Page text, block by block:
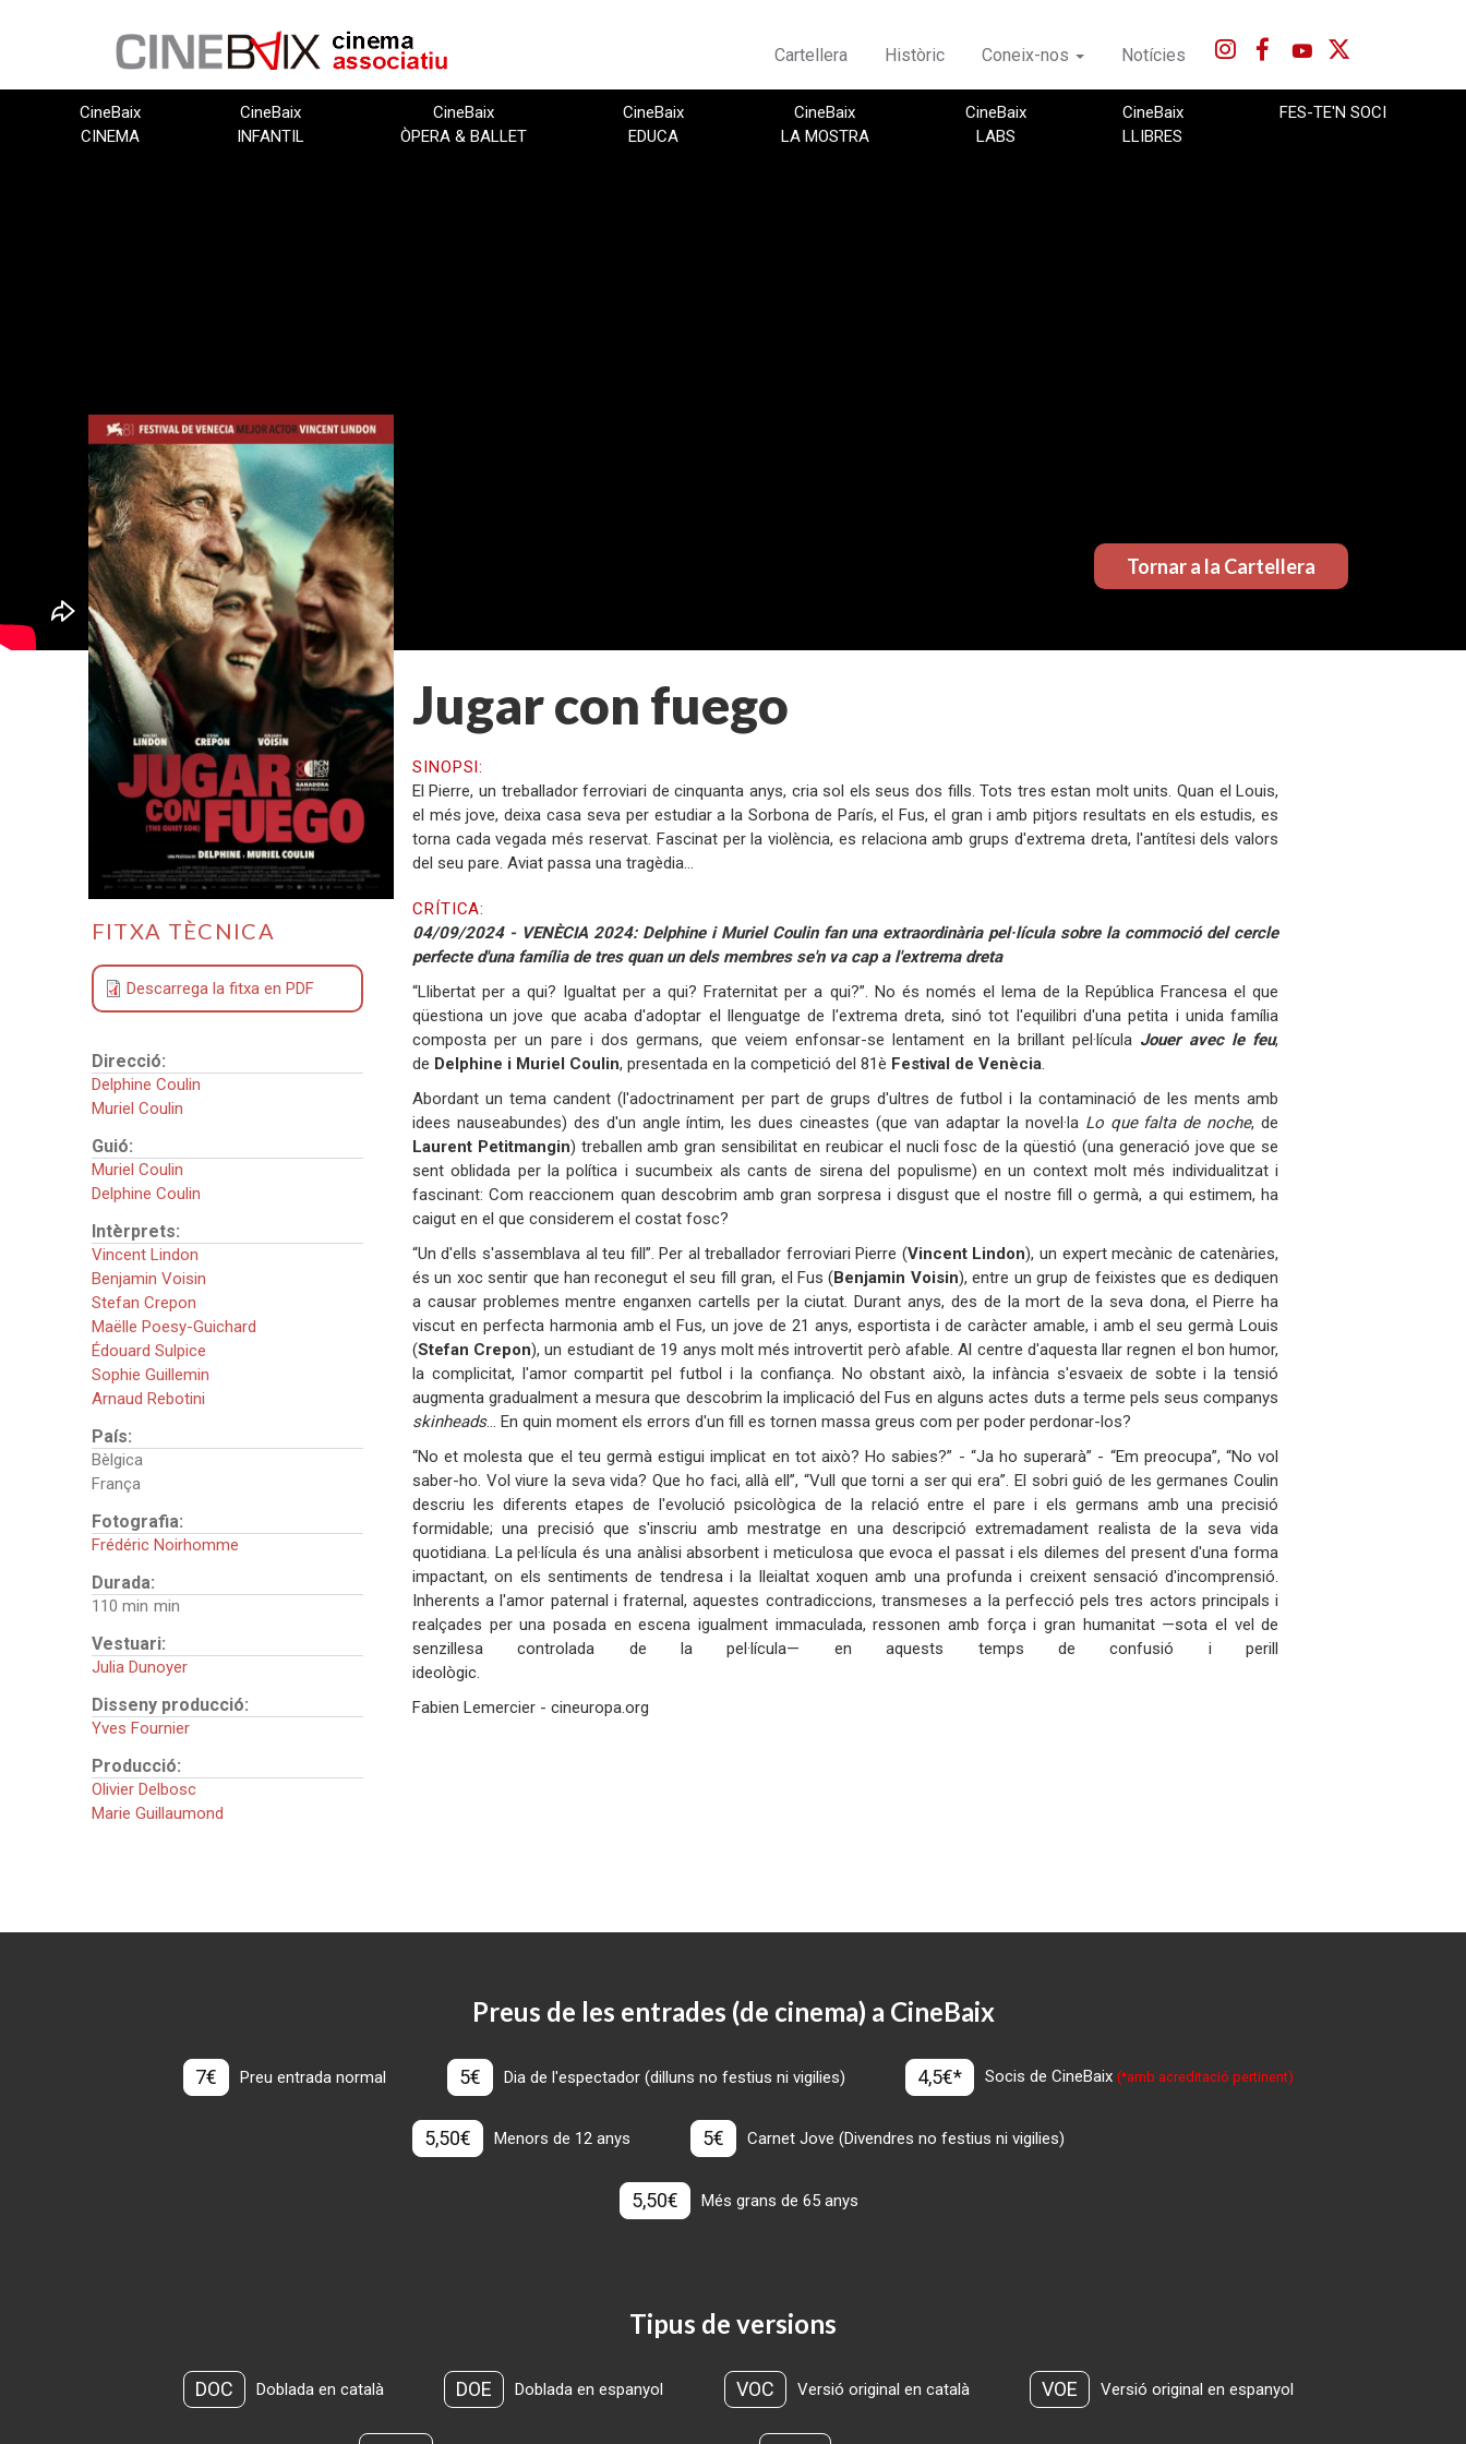
Cartellera Històric Coneix-nos Notícies
CineBaix
CINEMA
CineBaix
INFANTIL
CineBaix
ÒPERA & BALLET
CineBaix
EDUCA
CineBaix
LA MOSTRA
CineBaix
LABS
CineBaix
LLIBRES
FES-TE'N SOCI
Jugar con fuego
Tornar a la Cartellera
FITXA TÈCNICA
Descarrega la fitxa en PDF
Direcció:
Delphine Coulin
Muriel Coulin
Guió:
Muriel Coulin
Delphine Coulin
Intèrprets:
Vincent Lindon
Benjamin Voisin
Stefan Crepon
Maëlle Poesy-Guichard
Édouard Sulpice
Sophie Guillemin
Arnaud Rebotini
País:
Bèlgica
França
Fotografia:
Frédéric Noirhomme
Durada:
110 min
Vestuari:
Julia Dunoyer
Disseny producció:
Yves Fournier
Producció:
Olivier Delbosc
Marie Guillaumond
SINOPSI:
El Pierre, un treballador ferroviari de cinquanta anys, cria sol els seus dos fills. Tots tres estan molt units. Quan el Louis,
el més jove, deixa casa seva per estudiar a la Sorbona de París, el Fus, el gran i amb pitjors resultats en els estudis, es
torna cada vegada més reservat. Fascinat per la violència, es relaciona amb grups d'extrema dreta, l'antítesi dels valors
del seu pare. Aviat passa una tragèdia…
CRÍTICA:
04/09/2024 - VENÈCIA 2024: Delphine i Muriel Coulin fan una extraordinària pel·lícula sobre la commoció del cercle
perfecte d'una família de tres quan un dels membres se'n va cap a l'extrema dreta
“Llibertat per a qui? Igualtat per a qui? Fraternitat per a qui?”. No és només el lema de la República Francesa el que
qüestiona un jove que acaba d'adoptar el llenguatge de l'extrema dreta, sinó tot l'equilibri d'una petita i unida família
composta per un pare i dos germans, que veiem enfonsar-se lentament en la brillant pel·lícula Jouer avec le feu,
de Delphine i Muriel Coulin, presentada en la competició del 81è Festival de Venècia.
Abordant un tema candent (l'adoctrinament per part de grups d'ultres de futbol i la contaminació de les ments amb
idees nauseabundes) des d'un angle íntim, les dues cineastes (que van adaptar la novel·la Lo que falta de noche, de
Laurent Petitmangin) treballen amb gran sensibilitat en reubicar el nucli fosc de la qüestió (una generació jove que se
sent oblidada per la política i sucumbeix als cants de sirena del populisme) en un context molt més individualitzat i
fascinant: Com reaccionem quan descobrim amb gran sorpresa i disgust que el nostre fill o germà, a qui estimem, ha
caigut en el que considerem el costat fosc?
“Un d'ells s'assemblava al teu fill”. Per al treballador ferroviari Pierre (Vincent Lindon), un expert mecànic de catenàries,
és un xoc sentir que han reconegut el seu fill gran, el Fus (Benjamin Voisin), entre un grup de feixistes que es dediquen
a causar problemes mentre enganxen cartells per la ciutat. Durant anys, des de la mort de la seva dona, el Pierre ha
viscut en perfecta harmonia amb el Fus, un jove de 21 anys, esportista i de caràcter amable, i amb el seu germà Louis
(Stefan Crepon), un estudiant de 19 anys molt més introvertit però afable. Al centre d'aquesta llar regnen el bon humor,
la complicitat, l'amor compartit pel futbol i la confiança. No obstant això, la infància s'esvaeix de sobte i la tensió
augmenta gradualment a mesura que descobrim la implicació del Fus en alguns actes duts a terme pels seus companys
skinheads… En quin moment els errors d'un fill es tornen massa greus com per poder perdonar-los?
“No et molesta que el teu germà estigui implicat en tot això? Ho sabies?” - “Ja ho superarà” - “Em preocupa”, “No vol
saber-ho. Vol viure la seva vida? Que ho faci, allà ell”, “Vull que torni a ser qui era”. El sobri guió de les germanes Coulin
descriu les diferents etapes de l'evolució psicològica de la relació entre el pare i els germans amb una precisió
formidable; una precisió que s'inscriu amb mestratge en una descripció extremadament realista de la seva vida
quotidiana. La pel·lícula és una anàlisi absorbent i meticulosa que evoca el passat i els dilemes del present d'una forma
impactant, on els sentiments de tendresa i la lleialtat xoquen amb una profunda i creixent sensació d'incomprensió.
Inherents a l'amor paternal i fraternal, aquestes contradiccions, transmeses a la perfecció pels tres actors principals i
realçades per una posada en escena igualment immaculada, ressonen amb força i gran humanitat —sota el vel de
senzillesa controlada de la pel·lícula— en aquests temps de confusió i perill
ideològic.
Fabien Lemercier - cineuropa.org
Preus de les entrades (de cinema) a CineBaix
7€ Preu entrada normal 5€ Dia de l'espectador (dilluns no festius ni vigilies) 4,5€* Socis de CineBaix(*amb acreditació pertinent)
5,50€ Menors de 12 anys 5€ Carnet Jove (Divendres no festius ni vigilies)
5,50€ Més grans de 65 anys
Tipus de versions
DOC Doblada en català DOE Doblada en espanyol VOC Versió original en català VOE Versió original en espanyol